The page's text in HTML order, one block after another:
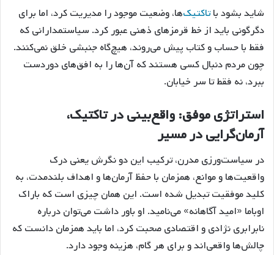
شاید بشود باتاکتیک‌ها، وضعیت موجود را مدیریت کرد، اما برای
دگرگونی باید از خط قرمزهای ذهنی عبور کرد. سیاستمدارانی که
فقط با حساب و کتاب پیش می‌روند، هیچ‌گاه جنبشی خلق نمی‌کنند.
چون مردم دنبال کسی هستند که آن‌ها را به افق‌های دوردست
ببرد، نه فقط تا سر خیابان.
استراتژی موفق: واقع‌بینی در تاکتیک،
آرمان‌گرایی در مسیر
در سیاست‌ورزی مدرن، ترکیب این دو نگرش یعنی درک
واقعیت‌ها و موانع، همزمان با حفظ آرمان‌ها و اهداف بلندمدت، به
کلید موفقیت تبدیل شده است. این همان چیزی است که باراک
اوباما «امید آگاهانه» می‌نامید. او باور داشت می‌توان درباره
نابرابری نژادی و اقتصادی صحبت کرد، اما باید همزمان دانست که
چالش‌ها واقعی‌اند و برای هر گام، هزینه وجود دارد.